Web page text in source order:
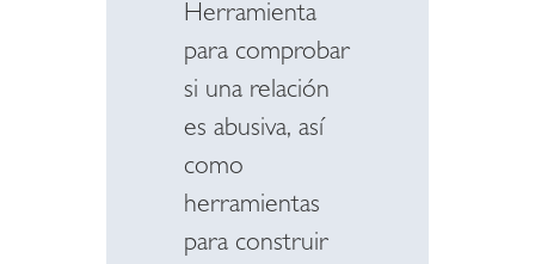
Herramienta
para comprobar
si una relación
es abusiva, así
como
herramientas
para construir